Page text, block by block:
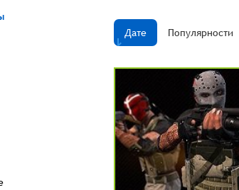
Дате Популярности